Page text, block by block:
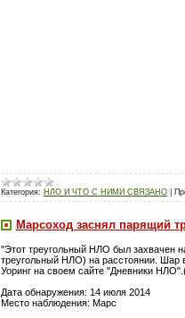
Категория: НЛО И ЧТО С НИМИ СВЯЗАНО
Марсоход заснял парящий
"Этот треугольный НЛО был захвачен
треугольный НЛО) на расстоянии. Шар
Уоринг на своем сайте "Дневники
Дата обнаружения: 14 июля 2014
Место наблюдения: Марс